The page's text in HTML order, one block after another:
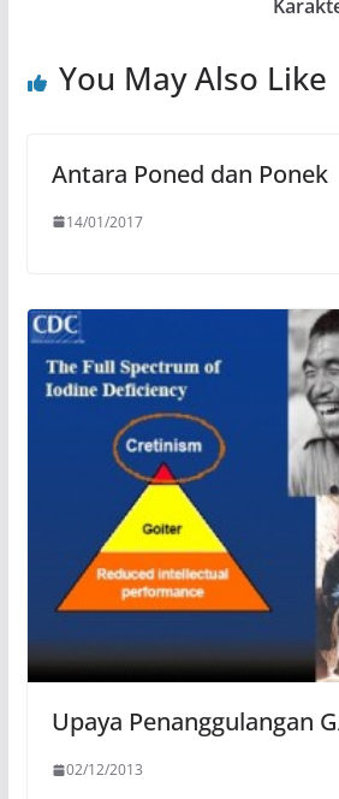
You May Also Like
Antara Poned dan Ponek
14/01/2017
Upaya Penanggulangan
02/12/2013